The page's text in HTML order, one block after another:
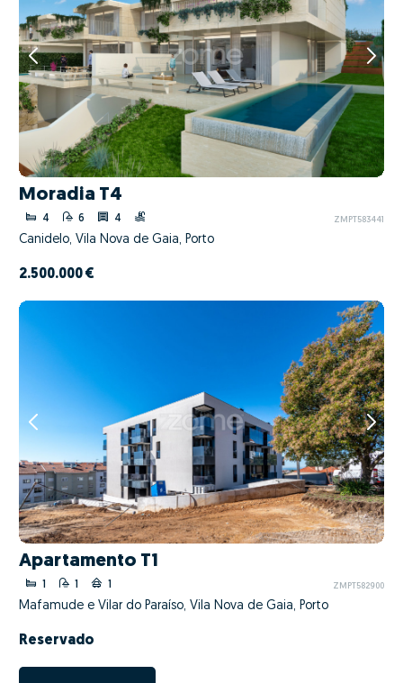
Moradia T4
4 6 4 ZMPT583441
Canidelo, Vila Nova de Gaia, Porto
2.500.000 €
Apartamento T1
ZMPT582900
Mafamude e Vilar do Paraíso, Vila Nova de Gaia, Porto
Reservado